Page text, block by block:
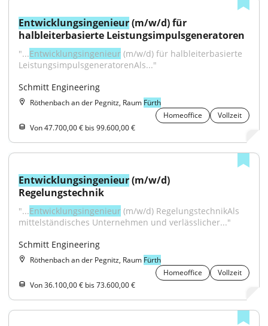
Entwicklungsingenieur (m/w/d) für
halbleiterbasierte Leistungsimpulsgeneratoren
"...Entwicklungsingenieur (m/w/d) für halbleiterbasierte
LeistungsimpulsgeneratorenAls..."
Schmitt Engineering
Röthenbach an der Pegnitz, Raum Fürth
Homeoffice
Vollzeit
Von 47.700,00 € bis 99.600,00 €
Entwicklungsingenieur (m/w/d)
Regelungstechnik
"...Entwicklungsingenieur (m/w/d) RegelungstechnikAls
mittelständisches Unternehmen und verlässlicher..."
Schmitt Engineering
Röthenbach an der Pegnitz, Raum Fürth
Homeoffice
Vollzeit
Von 36.100,00 € bis 73.600,00 €